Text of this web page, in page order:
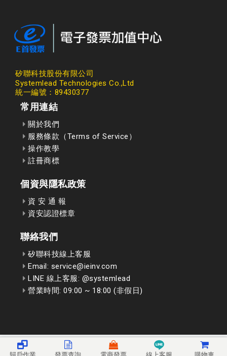
矽聯科技股份有限公司
Systemlead Technologies Co.,Ltd
統一編號：89430377
常用連結
關於我們
服務條款（Terms of Service）
操作教學
註冊商標
個資與隱私政策
資 安 通 報
資安認證標章
聯絡我們
矽聯科技線上客服
Email: service@ieinv.com
LINE 線上客服: @systemlead
營業時間: 09:00 ~ 18:00 (非假日)